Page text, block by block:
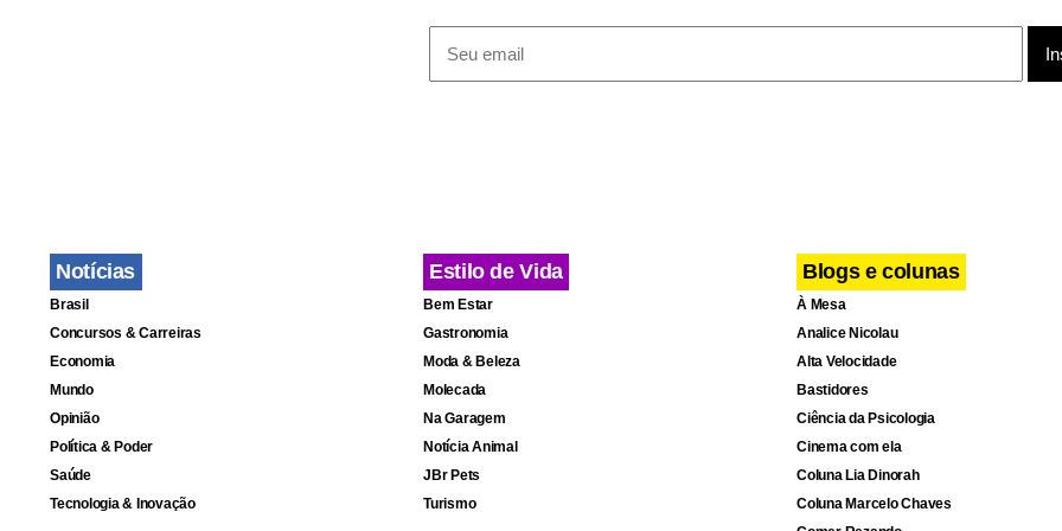
Para o cientista político da Universidade de Brasília (UnB), João Paulo
brasileiro é “viajar para consumir”, devido à diferença de preços praticados
Notícias
Brasil
Concursos & Carreiras
Economia
Mundo
Opinião
Política & Poder
Saúde
Tecnologia & Inovação
Estilo de Vida
Bem Estar
Gastronomia
Moda & Beleza
Molecada
Na Garagem
Notícia Animal
JBr Pets
Turismo
Blogs e colunas
À Mesa
Analice Nicolau
Alta Velocidade
Bastidores
Ciência da Psicologia
Cinema com ela
Coluna Lia Dinorah
Coluna Marcelo Chaves